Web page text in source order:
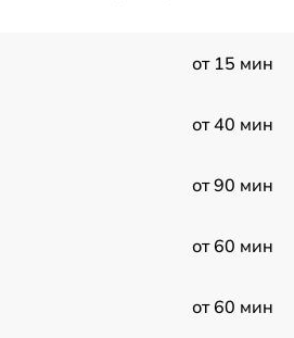
от 15 мин
от 40 мин
от 90 мин
от 60 мин
от 60 мин